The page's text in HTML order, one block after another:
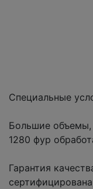
Специальные
Большие объемы,
1280 фур
Гарантия